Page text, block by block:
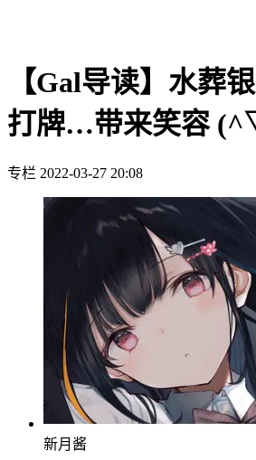
【Gal导读】水葬
打牌…带来笑容
专栏 2022-03-27 20:08
新月酱